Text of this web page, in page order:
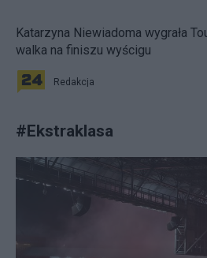
Katarzyna Niewiadoma wygrała
walka na finiszu wyścigu
Redakcja
#Ekstraklasa